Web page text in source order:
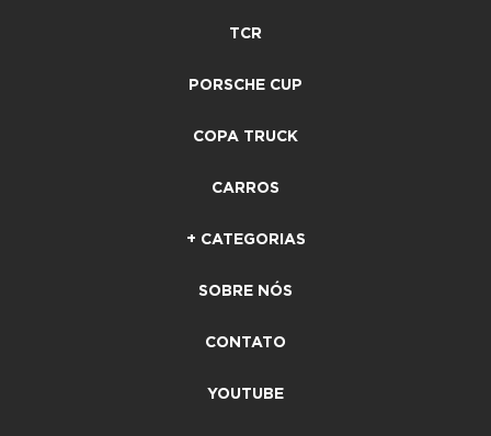
TCR
PORSCHE CUP
COPA TRUCK
CARROS
+ CATEGORIAS
SOBRE NÓS
CONTATO
YOUTUBE